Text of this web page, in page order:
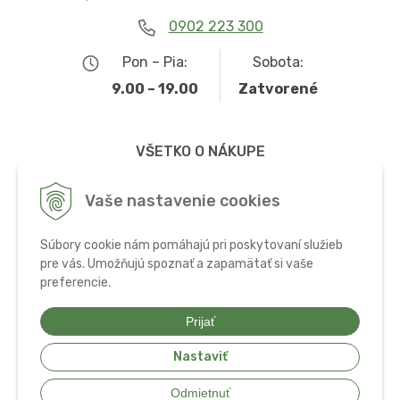
Vaše nastavenie cookies
Súbory cookie nám pomáhajú pri poskytovaní služieb
pre vás. Umožňujú spoznať a zapamätať si vaše
preferencie.
Prijať
Nastaviť
Odmietnuť
0902 223 300
Pon – Pia:
9.00 – 19.00
Sobota:
Zatvorené
VŠETKO O NÁKUPE
Ochrana osobných údajov
© 2026 Bio potraviny, zdravá výživa a doplnky • tvorba eshopu cez